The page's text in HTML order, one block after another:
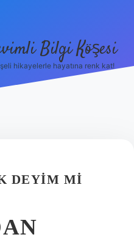
Bilgi Köşesi
hikayelerle hayatına renk kat!
DEYIM MI